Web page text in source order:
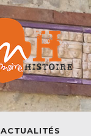
ACTUALITÉS